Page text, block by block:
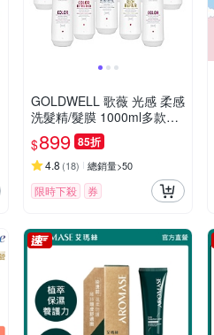
GOLDWELL 歌薇 光感 柔感
洗髮精/髮膜 1000ml多款任
選
$899 85折
4.8 (18) 總銷量>50
限時下殺 券